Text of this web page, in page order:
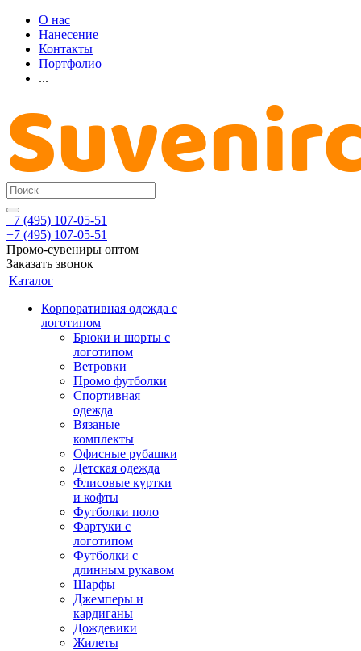
О нас
Нанесение
Контакты
Портфолио
...
+7 (495) 107-05-51
+7 (495) 107-05-51
Промо-сувениры оптом
Заказать звонок
Каталог
Корпоративная одежда с
логотипом
Брюки и шорты с
логотипом
Ветровки
Промо футболки
Спортивная
одежда
Вязаные
комплекты
Офисные рубашки
Детская одежда
Флисовые куртки
и кофты
Футболки поло
Фартуки с
логотипом
Футболки с
длинным рукавом
Шарфы
Джемперы и
кардиганы
Дождевики
Жилеты